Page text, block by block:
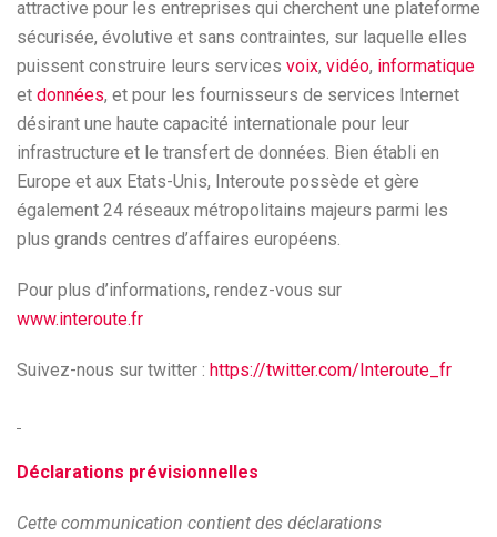
attractive pour les entreprises qui cherchent une plateforme
sécurisée, évolutive et sans contraintes, sur laquelle elles
puissent construire leurs services voix, vidéo, informatique
et données, et pour les fournisseurs de services Internet
désirant une haute capacité internationale pour leur
infrastructure et le transfert de données. Bien établi en
Europe et aux Etats-Unis, Interoute possède et gère
également 24 réseaux métropolitains majeurs parmi les
plus grands centres d’affaires européens.
Pour plus d’informations, rendez-vous sur
www.interoute.fr
Suivez-nous sur twitter : https://twitter.com/Interoute_fr
Déclarations prévisionnelles
Cette communication contient des déclarations